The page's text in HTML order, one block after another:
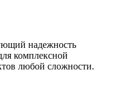
надежность
комплексной
любой сложности.